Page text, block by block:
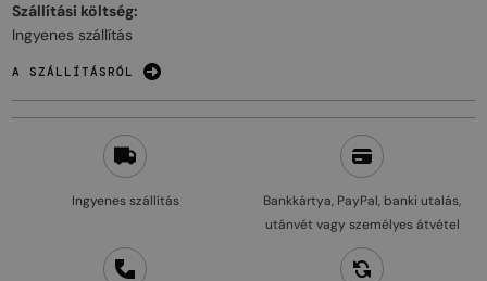
Ingyenes szállítás
Bankkártya, PayPal, banki utalás,
utánvét vagy személyes átvétel
Szállítási költség:
Ingyenes szállítás
A SZÁLLÍTÁSRÓL